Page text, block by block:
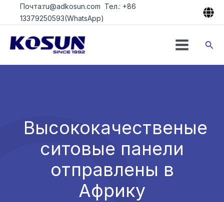
ПерейтиПочта:ru@adkosun.com Тел.: +86
13379250593(WhatsApp)
Высококачественые
ситовые панели
отправлены в
Африку